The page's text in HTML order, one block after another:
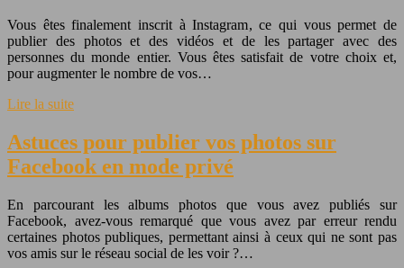
Vous êtes finalement inscrit à Instagram, ce qui vous permet de
publier des photos et des vidéos et de les partager avec des
personnes du monde entier. Vous êtes satisfait de votre choix et,
pour augmenter le nombre de vos…
Lire la suite
Astuces pour publier vos photos sur
Facebook en mode privé
En parcourant les albums photos que vous avez publiés sur
Facebook, avez-vous remarqué que vous avez par erreur rendu
certaines photos publiques, permettant ainsi à ceux qui ne sont pas
vos amis sur le réseau social de les voir ?…